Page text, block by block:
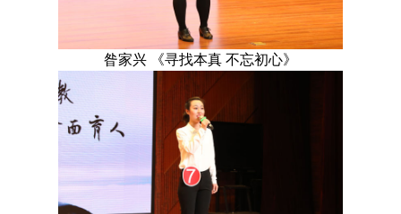
昝家兴 《寻找本真 不忘初心》